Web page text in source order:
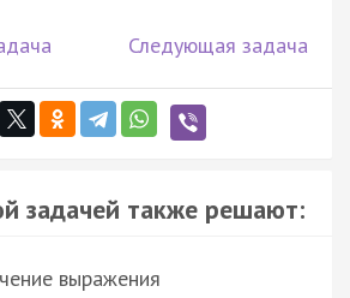
Следующая задача
задачей также решают:
выражения